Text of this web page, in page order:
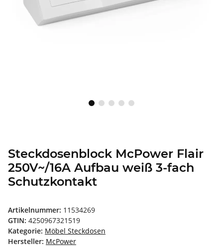
Steckdosenblock McPower Flair
250V~/16A Aufbau weiß 3-fach
Schutzkontakt
Artikelnummer: 11534269
GTIN: 4250967321519
Kategorie: Möbel Steckdosen
Hersteller: McPower